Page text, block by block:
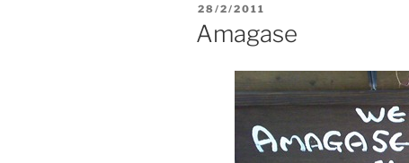
POSTED
ON
28/2/2011
Amagase